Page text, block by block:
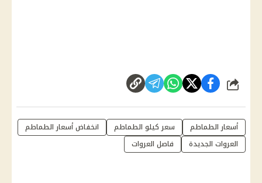
شارك
أسعار الطماطم سعر كيلو الطماطم
انخفاض أسعار الطماطم
العروات الجديدة
فاصل العروات